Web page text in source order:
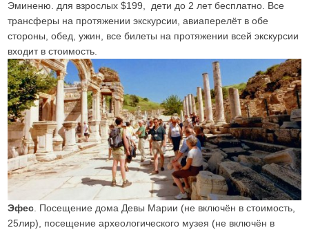
Эминеню. для взрослых $199, дети до 2 лет бесплатно. Все
трансферы на протяжении экскурсии, авиаперелёт в обе
стороны, обед, ужин, все билеты на протяжении всей экскурсии
входит в стоимость.
Эфес. Посещение дома Девы Марии (не включён в стоимость,
25лир), посещение археологического музея (не включён в